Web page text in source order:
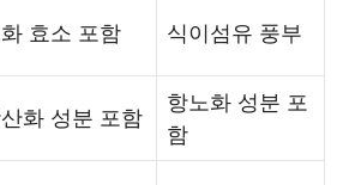
효소 포함 식이섬유 풍부
화 성분 포함
항노화 성분 포
함